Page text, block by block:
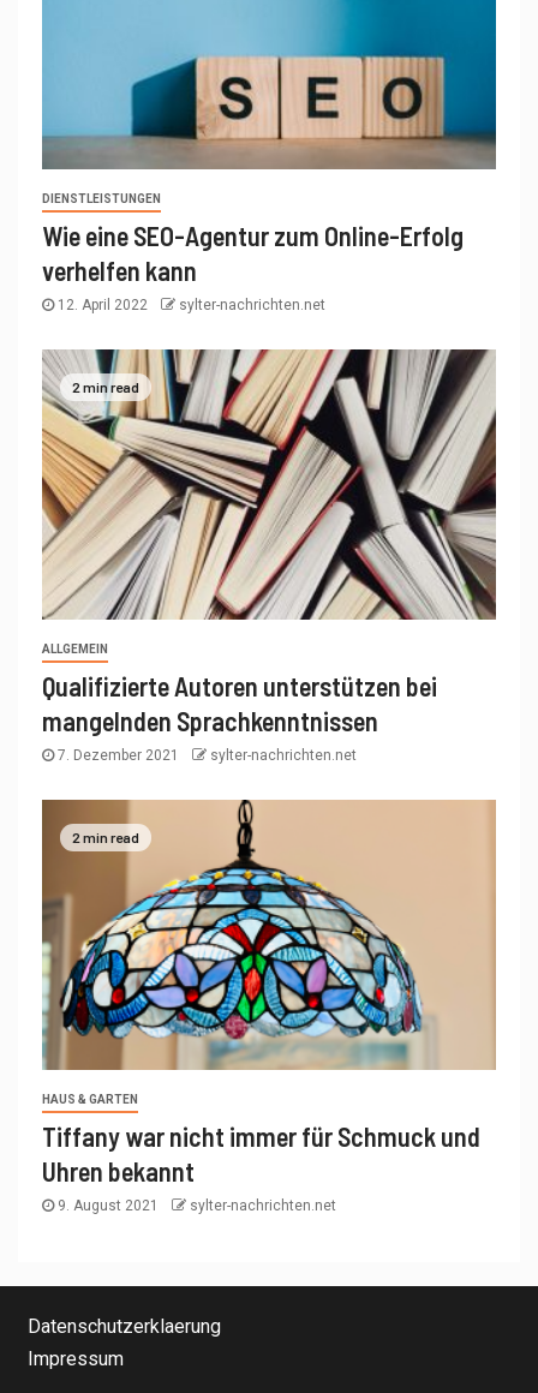
DIENSTLEISTUNGEN
Wie eine SEO-Agentur zum Online-Erfolg
verhelfen kann
12. April 2022 sylter-nachrichten.net
2 min read
ALLGEMEIN
Qualifizierte Autoren unterstützen bei
mangelnden Sprachkenntnissen
7. Dezember 2021 sylter-nachrichten.net
2 min read
HAUS & GARTEN
Tiffany war nicht immer für Schmuck und
Uhren bekannt
9. August 2021 sylter-nachrichten.net
Datenschutzerklaerung
Impressum